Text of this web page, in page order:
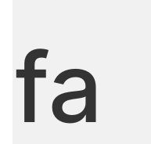
fa